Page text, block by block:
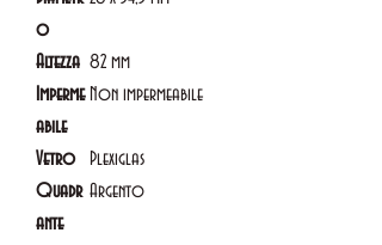
o
Altezza 82 mm
Imperme
abile
Non impermeabile
Vetro
Plexiglas
Quadr
ante
Argento